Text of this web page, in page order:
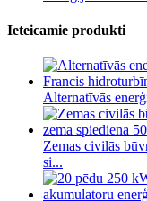
Ieteicamie produkti
Alternatīvās
Zemas civilās
si...